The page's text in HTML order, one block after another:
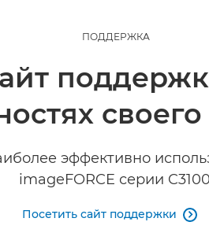
ПОДДЕРЖКА
эффективно
imageFORCE серии
Посетить сайт поддержки 